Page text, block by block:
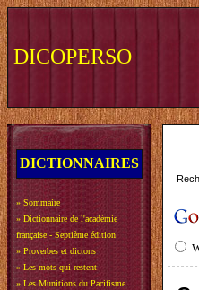
DICOPERSO
DICTIONNAIRES
» Sommaire
» Dictionnaire de l'académie
française - Septième édition
» Proverbes et dictons
» Les mots qui restent
» Les Munitions du Pacifisme